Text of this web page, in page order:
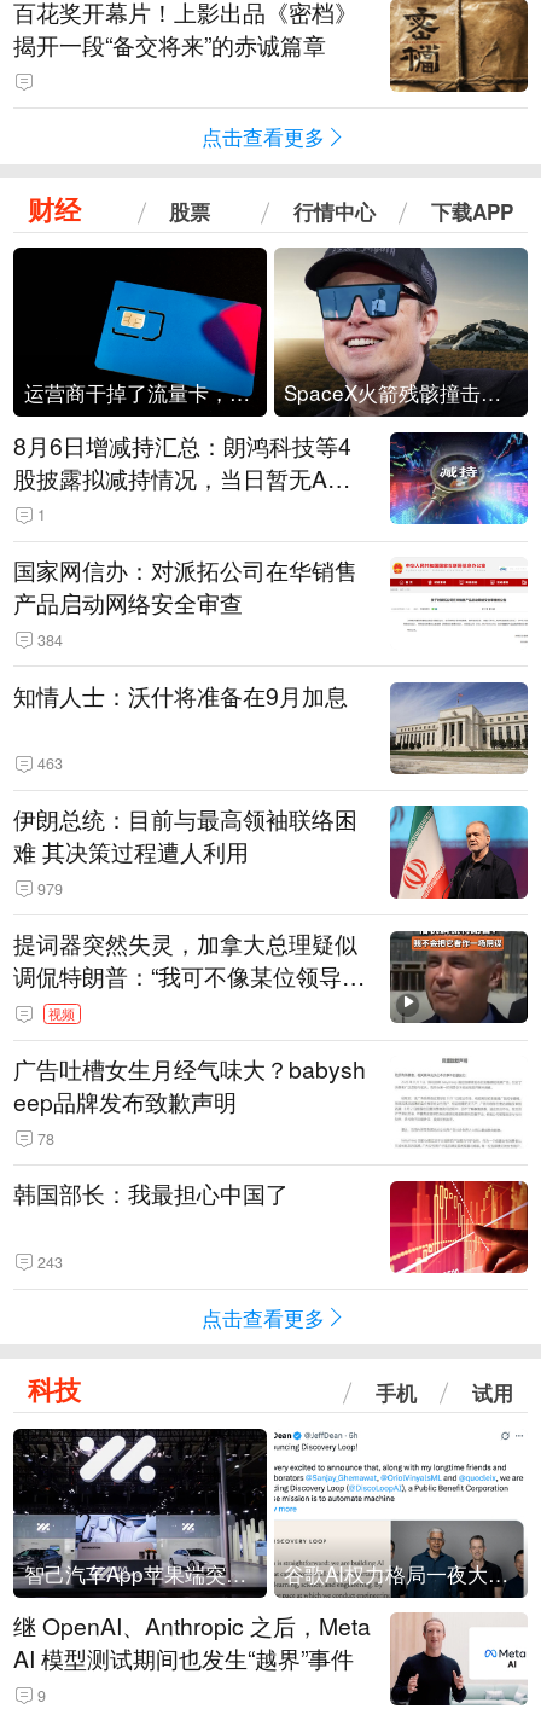
百花奖开幕片！上影出品《密档》
揭开一段“备交将来”的赤诚篇章
点击查看更多
财经 股票 行情中心 下载APP
运营商干掉了流量卡，他们真的玩不起了 SpaceX火箭残骸撞击月球
8月6日增减持汇总：朗鸿科技等4
股披露拟减持情况，当日暂无A股
公司披露拟增持情况（表）
1
国家网信办：对派拓公司在华销售
产品启动网络安全审查
384
知情人士：沃什将准备在9月加息
463
伊朗总统：目前与最高领袖联络困
难 其决策过程遭人利用
979
提词器突然失灵，加拿大总理疑似
调侃特朗普：“我可不像某位领导
人，把这当成一场阴谋”，全场哄笑
视频
广告吐槽女生月经气味大？babysh
eep品牌发布致歉声明
78
韩国部长：我最担心中国了
243
点击查看更多
科技 手机 试用
智己汽车App苹果端突然“下架” 谷歌AI权力格局一夜大洗牌
继 OpenAI、Anthropic 之后，Meta
AI 模型测试期间也发生“越界”事件
9